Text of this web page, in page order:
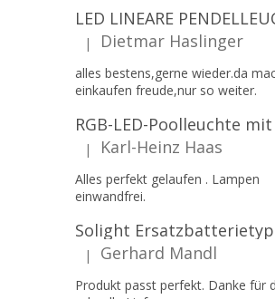
Die Produktbewertung beträgt 5
| Dietmar Haslinger
alles bestens,gerne wieder.da
einkaufen freude,nur so weiter.
Die Produktbewertung beträgt 5
| Karl-Heinz Haas
Alles perfekt gelaufen . Lampen
einwandfrei.
Die Produktbewertung beträgt 5
| Gerhard Mandl
Produkt passt perfekt. Danke für